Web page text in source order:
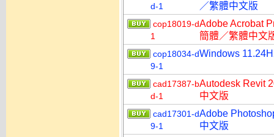
d-1
／繁體中文版
cop18019-d
1
Adobe Acrobat
簡體／繁體中文
cop18034-d
9-1
Windows
cad17387-b
d-1
Autodesk Revit
中文版
cad17301-d
9-1
Adobe
中文版